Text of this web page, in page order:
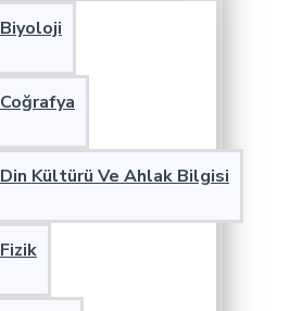
Biyoloji
Coğrafya
Din Kültürü Ve Ahlak Bilgisi
Fizik